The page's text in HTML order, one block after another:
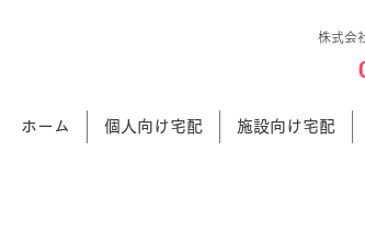
株式会
ホーム 個人向け宅配 施設向け宅配